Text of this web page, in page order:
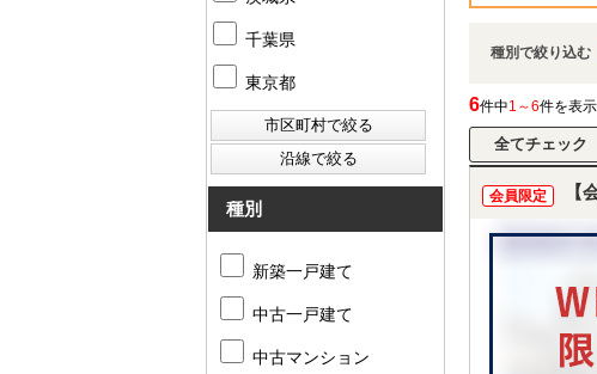
種別で絞り込む
6件中1～6件を表示
会員限定 【
千葉県
東京都
種別
新築一戸建て
中古一戸建て
中古マンション